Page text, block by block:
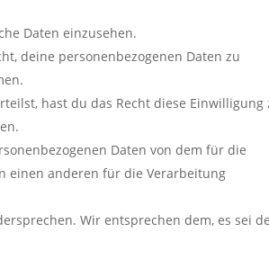
Daten einzusehen.
deine personenbezogenen Daten zu
hast du das Recht diese Einwilligung
Daten von dem für die
einen anderen für die Verarbeitung
Wir entsprechen dem, es sei